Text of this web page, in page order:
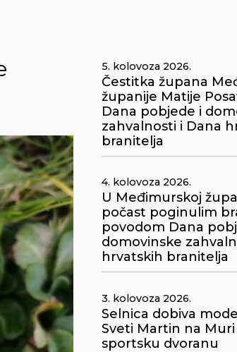
5. kolovoza 2026.
Čestitka župana
županije Matije
Dana pobjede i
zahvalnosti i Dana
branitelja
4. kolovoza 2026.
U Međimurskoj
počast poginulim
povodom Dana
domovinske
hrvatskih branitelja
3. kolovoza 2026.
Selnica dobiva
Sveti Martin na
sportsku dvoranu